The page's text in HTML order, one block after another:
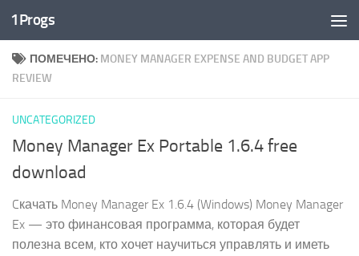
Перейти к содержимому
1Progs
ПОМЕЧЕНО: MONEY MANAGER EXPENSE AND BUDGET APP
REVIEW
UNCATEGORIZED
Money Manager Ex Portable 1.6.4 free
download
Cкачать Money Manager Ex 1.6.4 (Windows) Money Manager
Ex — это финансовая программа, которая будет
полезна всем, кто хочет научиться управлять и иметь